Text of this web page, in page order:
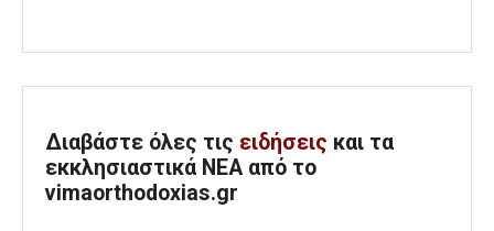
Διαβάστε όλες τις ειδήσεις και τα
εκκλησιαστικά ΝΕΑ από το
vimaorthodoxias.gr